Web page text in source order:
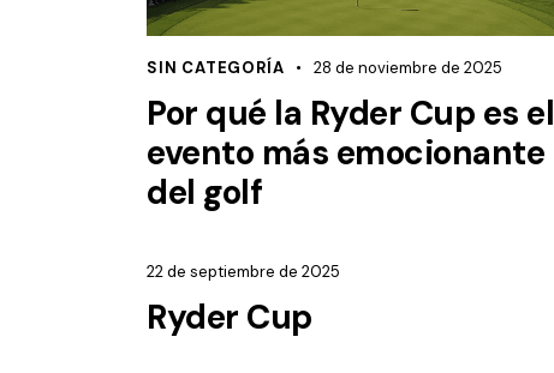
SIN CATEGORÍA 28 de noviembre de 2025
Por qué la Ryder Cup es el
evento más emocionante
del golf
22 de septiembre de 2025
Ryder Cup